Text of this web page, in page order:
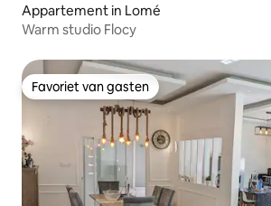
Appartement in Lomé
Warm studio Flocy
Favoriet van gasten
Favoriet van gasten